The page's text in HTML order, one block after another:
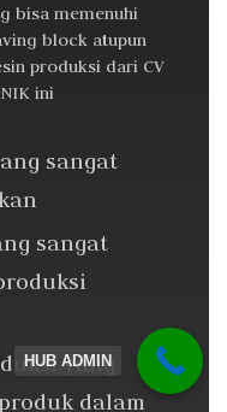
bisa memenuhi
block atupun
produksi dari CV
ini
sangat
sangat
yang
dalam
HUB ADMIN